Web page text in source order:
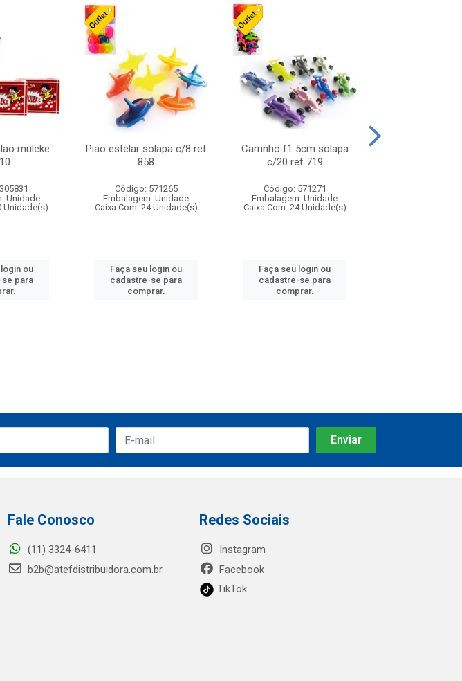
muleke
Unidade
Unidade(s)
ou
para
Piao estelar solapa c/8 ref
858
Código: 571265
Embalagem: Unidade
Caixa Com: 24 Unidade(s)
Faça seu login ou
cadastre-se para
comprar.
Carrinho f1 5cm solapa
c/20 ref 719
Código: 571271
Embalagem: Unidade
Caixa Com: 24 Unidade(s)
Faça seu login ou
cadastre-se para
comprar.
Fale Conosco
(11) 3324-6411
b2b@atefdistribuidora.com.br
Redes Sociais
Instagram
Facebook
TikTok